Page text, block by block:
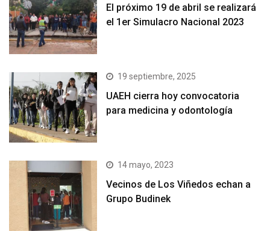
El próximo 19 de abril se realizará
el 1er Simulacro Nacional 2023
19 septiembre, 2025
UAEH cierra hoy convocatoria
para medicina y odontología
14 mayo, 2023
Vecinos de Los Viñedos echan a
Grupo Budinek